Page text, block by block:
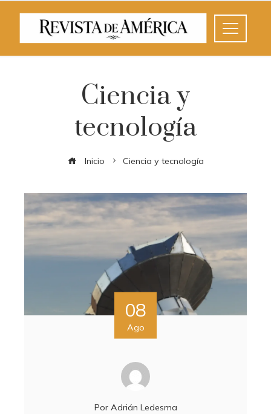
Ciencia y
tecnología
Inicio Ciencia y tecnología
08
Ago
Por Adrián Ledesma